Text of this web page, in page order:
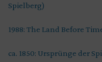
Spielberg)
1988: The Land Before
ca. 1850: Ursprünge der